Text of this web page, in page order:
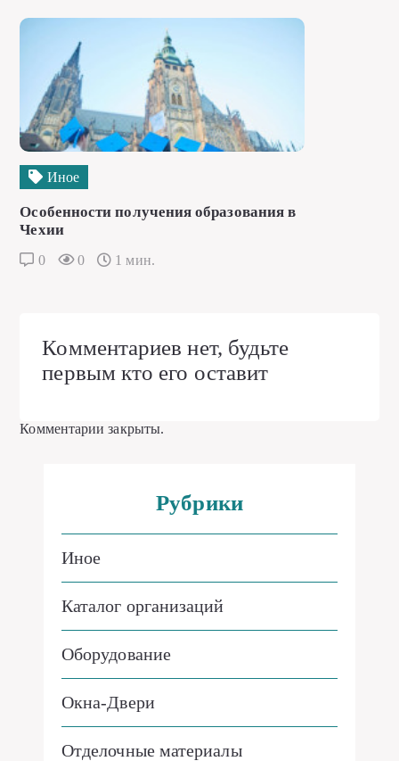
Иное
Особенности получения образования в
Чехии
0 0 1 мин.
Комментариев нет, будьте
первым кто его оставит
Комментарии закрыты.
Рубрики
Иное
Каталог организаций
Оборудование
Окна-Двери
Отделочные материалы